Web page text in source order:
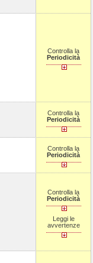
Controlla la
Periodicità
Controlla la
Periodicità
Controlla la
Periodicità
Controlla la
Periodicità
Leggi le
avvertenze